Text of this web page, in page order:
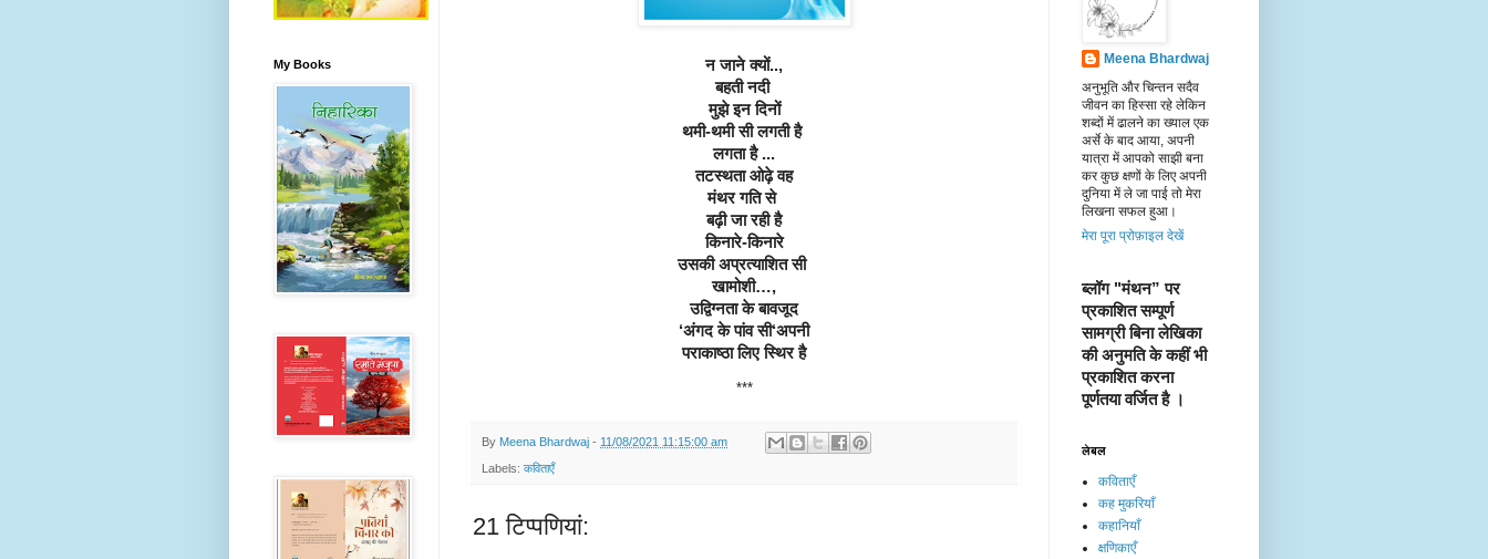
न जाने क्यों..,
बहती नदी
मुझे इन दिनों
थमी-थमी सी लगती है
लगता है ...
तटस्थता ओढ़े वह
मंथर गति से
बढ़ी जा रही है
किनारे-किनारे
उसकी अप्रत्याशित सी
खामोशी…,
उद्विग्नता के बावजूद
‘अंगद के पांव सी‘अपनी
पराकाष्ठा लिए स्थिर है
***
By Meena Bhardwaj - 11/08/2021 11:15:00 am
Labels: कविताएँ
21 टिप्‍पणियां:
My Books
Meena Bhardwaj
अनुभूति और चिन्तन सदैव
जीवन का हिस्सा रहे लेकिन
शब्दों में ढालने का ख्याल एक
अर्से के बाद आया, अपनी
यात्रा में आपको साझी बना
कर कुछ क्षणों के लिए अपनी
दुनिया में ले जा पाई तो मेरा
लिखना सफल हुआ।
मेरा पूरा प्रोफ़ाइल देखें
ब्लॉग "मंथन” पर
प्रकाशित सम्पूर्ण
सामग्री बिना लेखिका
की अनुमति के कहीं भी
प्रकाशित करना
पूर्णतया वर्जित है ।
लेबल
कविताएँ
कह मुकरियाँ
कहानियाँ
क्षणिकाएँ